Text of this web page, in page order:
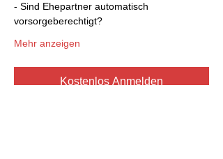
- Sind Ehepartner automatisch
vorsorgeberechtigt?
Mehr anzeigen
Kostenlos Anmelden